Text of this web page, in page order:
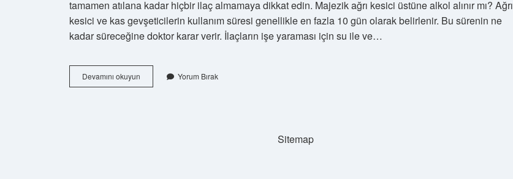
tamamen atılana kadar hiçbir ilaç almamaya dikkat edin. Majezik ağrı kesici üstüne alkol alınır mı? Ağrı
kesici ve kas gevşeticilerin kullanım süresi genellikle en fazla 10 gün olarak belirlenir. Bu sürenin ne
kadar süreceğine doktor karar verir. İlaçların işe yaraması için su ile ve…
Devamını okuyun
Ile
Yorum Bırak
Sitemap